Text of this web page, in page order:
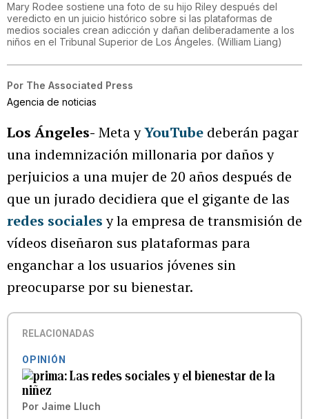
Mary Rodee sostiene una foto de su hijo Riley después del
veredicto en un juicio histórico sobre si las plataformas de
medios sociales crean adicción y dañan deliberadamente a los
niños en el Tribunal Superior de Los Ángeles. (William Liang)
Por The Associated Press
Agencia de noticias
Los Ángeles- Meta yYouTube deberán pagar
una indemnización millonaria por daños y
perjuicios a una mujer de 20 años después de
que un jurado decidiera que el gigante de las
redes socialesy la empresa de transmisión de
vídeos diseñaron sus plataformas para
enganchar a los usuarios jóvenes sin
preocuparse por su bienestar.
RELACIONADAS
OPINIÓN
Las redes sociales y el bienestar de la
niñez
Por Jaime Lluch